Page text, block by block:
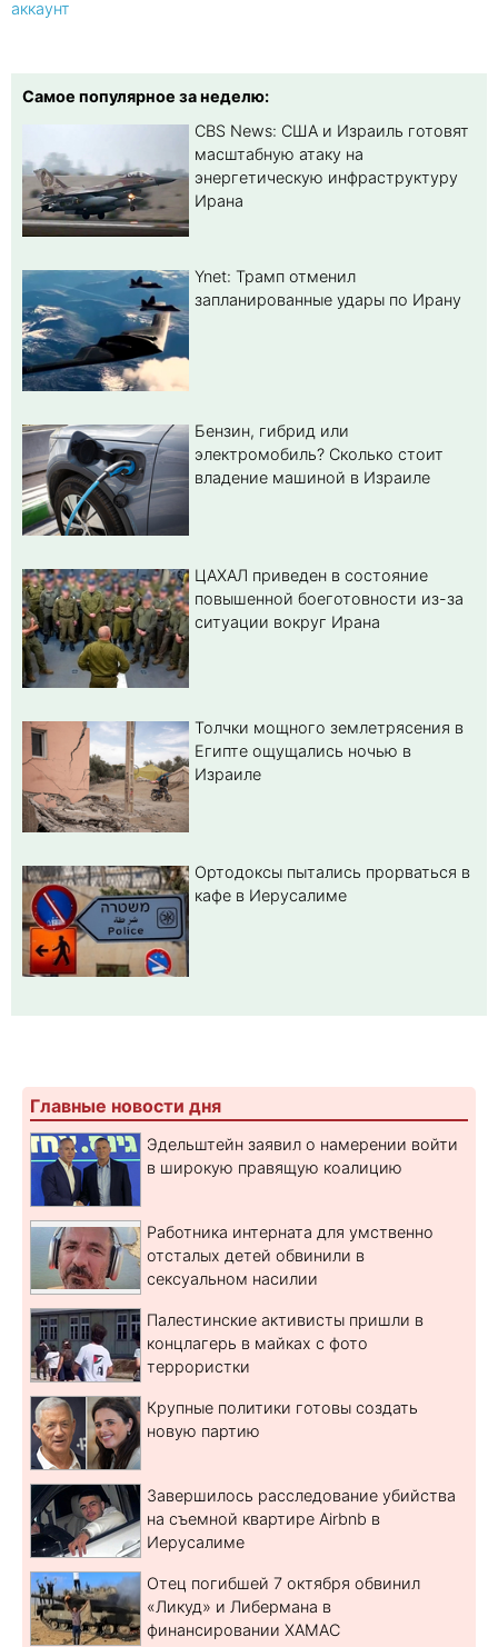
аккаунт
Самое популярное за неделю:
CBS News: США и Израиль готовят
масштабную атаку на
энергетическую инфраструктуру
Ирана
Ynet: Трамп отменил
запланированные удары по Ирану
Бензин, гибрид или
электромобиль? Cколько стоит
владение машиной в Израиле
ЦАХАЛ приведен в состояние
повышенной боеготовности из-за
ситуации вокруг Ирана
Толчки мощного землетрясения в
Египте ощущались ночью в
Израиле
Ортодоксы пытались прорваться в
кафе в Иерусалиме
Главные новости дня
Эдельштейн заявил о намерении войти
в широкую правящую коалицию
Работника интерната для умственно
отсталых детей обвинили в
сексуальном насилии
Палестинские активисты пришли в
концлагерь в майках с фото
террористки
Крупные политики готовы создать
новую партию
Завершилось расследование убийства
на съемной квартире Airbnb в
Иерусалиме
Отец погибшей 7 октября обвинил
«Ликуд» и Либермана в
финансировании ХАМАС